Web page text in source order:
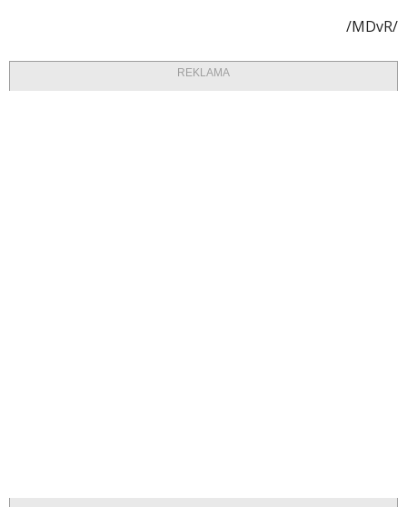
/MDvR/
REKLAMA